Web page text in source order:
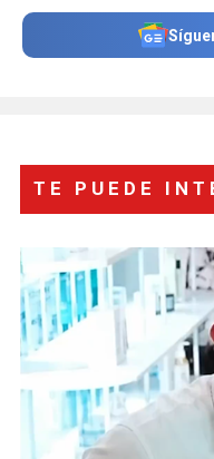
TE PUEDE